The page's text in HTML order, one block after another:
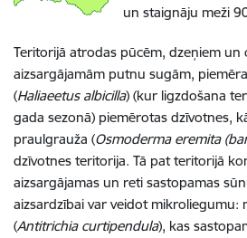
un staignāju meži
Teritorijā atrodas pūcēm, dzeņiem un
aizsargājamām putnu sugām,
(Haliaeetus albicilla) (kur ligzdošana
gada sezonā) piemērotas dzīvotnes,
praulgrauža (Osmoderma eremita
dzīvotnes teritorija. Tā pat teritorijā
aizsargājamas un reti sastopamas
aizsardzībai var veidot mikroliegumu:
(Antitrichia curtipendula), kas